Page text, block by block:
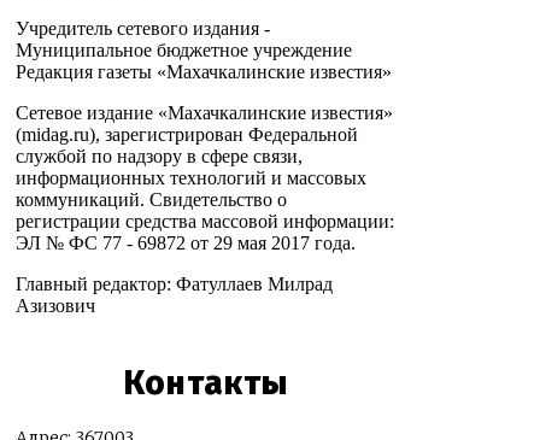
Учредитель сетевого издания -
Муниципальное бюджетное учреждение
Редакция газеты «Махачкалинские известия»
Сетевое издание «Махачкалинские известия»
(midag.ru), зарегистрирован Федеральной
службой по надзору в сфере связи,
информационных технологий и массовых
коммуникаций. Свидетельство о
регистрации средства массовой информации:
ЭЛ № ФС 77 - 69872 от 29 мая 2017 года.
Главный редактор: Фатуллаев Милрад
Азизович
Контакты